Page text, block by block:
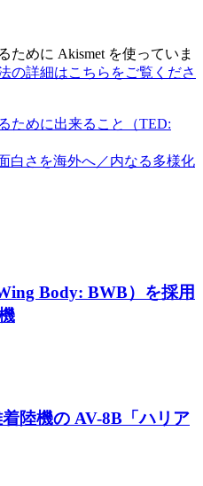
ために Akismet を使っていま
の詳細はこちらをご覧くださ
ために出来ること（TED:
白さを海外へ／内なる多様化
Body: BWB）を採用
陸機の AV-8B「ハリア